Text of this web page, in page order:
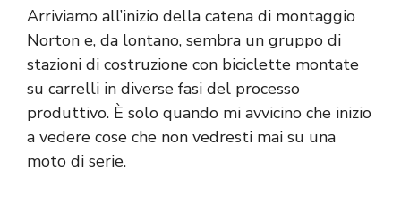
Arriviamo all’inizio della catena di montaggio
Norton e, da lontano, sembra un gruppo di
stazioni di costruzione con biciclette montate
su carrelli in diverse fasi del processo
produttivo. È solo quando mi avvicino che inizio
a vedere cose che non vedresti mai su una
moto di serie.